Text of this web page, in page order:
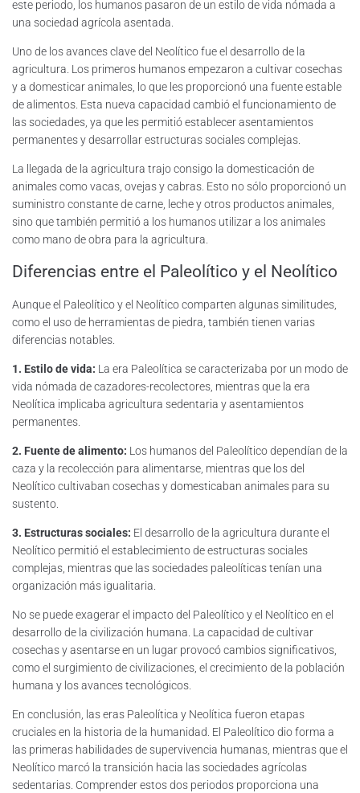
este periodo, los humanos pasaron de un estilo de vida nómada a
una sociedad agrícola asentada.
Uno de los avances clave del Neolítico fue el desarrollo de la
agricultura. Los primeros humanos empezaron a cultivar cosechas
y a domesticar animales, lo que les proporcionó una fuente estable
de alimentos. Esta nueva capacidad cambió el funcionamiento de
las sociedades, ya que les permitió establecer asentamientos
permanentes y desarrollar estructuras sociales complejas.
La llegada de la agricultura trajo consigo la domesticación de
animales como vacas, ovejas y cabras. Esto no sólo proporcionó un
suministro constante de carne, leche y otros productos animales,
sino que también permitió a los humanos utilizar a los animales
como mano de obra para la agricultura.
Diferencias entre el Paleolítico y el Neolítico
Aunque el Paleolítico y el Neolítico comparten algunas similitudes,
como el uso de herramientas de piedra, también tienen varias
diferencias notables.
1. Estilo de vida: La era Paleolítica se caracterizaba por un modo de
vida nómada de cazadores-recolectores, mientras que la era
Neolítica implicaba agricultura sedentaria y asentamientos
permanentes.
2. Fuente de alimento: Los humanos del Paleolítico dependían de la
caza y la recolección para alimentarse, mientras que los del
Neolítico cultivaban cosechas y domesticaban animales para su
sustento.
3. Estructuras sociales: El desarrollo de la agricultura durante el
Neolítico permitió el establecimiento de estructuras sociales
complejas, mientras que las sociedades paleolíticas tenían una
organización más igualitaria.
No se puede exagerar el impacto del Paleolítico y el Neolítico en el
desarrollo de la civilización humana. La capacidad de cultivar
cosechas y asentarse en un lugar provocó cambios significativos,
como el surgimiento de civilizaciones, el crecimiento de la población
humana y los avances tecnológicos.
En conclusión, las eras Paleolítica y Neolítica fueron etapas
cruciales en la historia de la humanidad. El Paleolítico dio forma a
las primeras habilidades de supervivencia humanas, mientras que el
Neolítico marcó la transición hacia las sociedades agrícolas
sedentarias. Comprender estos dos periodos proporciona una